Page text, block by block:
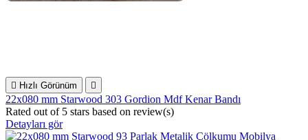
 Hızlı Görünüm 
22x080 mm Starwood 303 Gordion Mdf Kenar Bandı
Rated out of 5 stars based on review(s)
Detayları gör